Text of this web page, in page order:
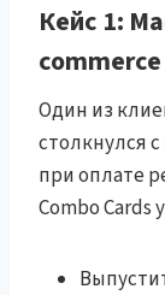
Кейc 1:
Один из
столкнулся
при оплате
Combo Cards